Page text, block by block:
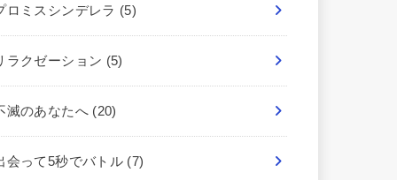
ロミスシンデレラ (5)
ラクゼーション (5)
滅のあなたへ (20)
会って5秒でバトル (7)